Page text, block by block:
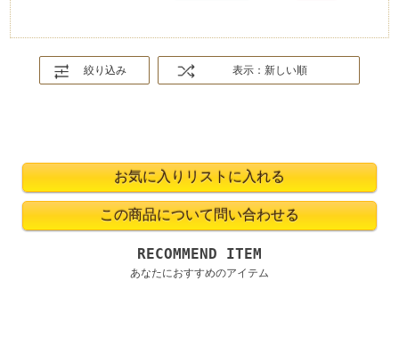
絞り込み 表示：新しい順
RECOMMEND ITEM
あなたにおすすめのアイテム